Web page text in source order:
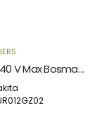
XGT 2×40 V Max Bosmaaier U-greep